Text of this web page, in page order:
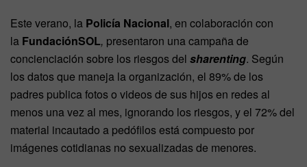
Este verano, la Policía Nacional, en colaboración con
la FundaciónSOL, presentaron una campaña de
concienciación sobre los riesgos del sharenting. Según
los datos que maneja la organización, el 89% de los
padres publica fotos o videos de sus hijos en redes al
menos una vez al mes, ignorando los riesgos, y el 72% del
material incautado a pedófilos está compuesto por
imágenes cotidianas no sexualizadas de menores.